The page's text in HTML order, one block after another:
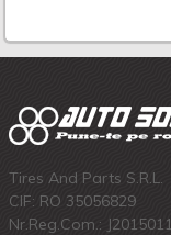
Tires And Parts S.R.L.
CIF: RO 35056829
Nr.Reg.Com.: